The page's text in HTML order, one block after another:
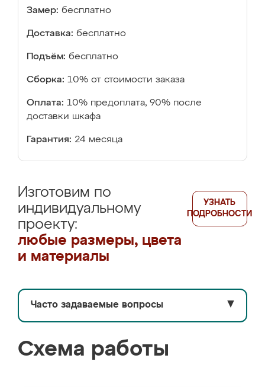
Замер: бесплатно
Доставка: бесплатно
Подъём: бесплатно
Сборка: 10% от стоимости заказа
Оплата: 10% предоплата, 90% после
доставки шкафа
Гарантия: 24 месяца
Изготовим по
индивидуальному
проекту:
любые размеры, цвета
и материалы
УЗНАТЬ
ПОДРОБНОСТИ
Часто задаваемые вопросы ▼
Схема работы